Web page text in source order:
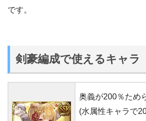
です。
剣豪編成で使えるキャラ
奥義が200％ため
(水属性キャラで